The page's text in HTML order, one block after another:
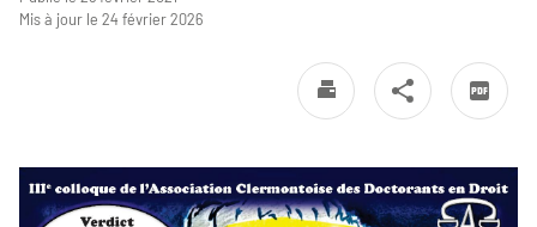
Mis à jour le 24 février 2026